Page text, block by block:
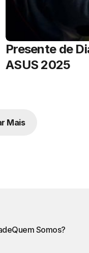
Presente de
ASUS 2025
Mais
Quem Somos?